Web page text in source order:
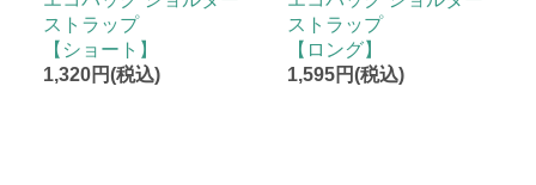
ストラップ
【ショート】
1,320円(税込)
ストラップ
【ロング】
1,595円(税込)